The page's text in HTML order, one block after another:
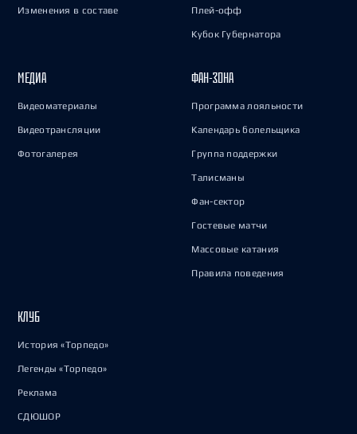
Изменения в составе Плей-офф
Кубок Губернатора
МЕДИА
Видеоматериалы
Видеотрансляции
Фотогалерея
ФАН-ЗОНА
Программа лояльности
Календарь болельщика
Группа поддержки
Талисманы
Фан-сектор
Гостевые матчи
Массовые катания
Правила поведения
КЛУБ
История «Торпедо»
Легенды «Торпедо»
Реклама
СДЮШОР